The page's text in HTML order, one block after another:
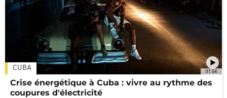
01:54
CUBA
Crise énergétique à Cuba : vivre au rythme des
coupures d'électricité